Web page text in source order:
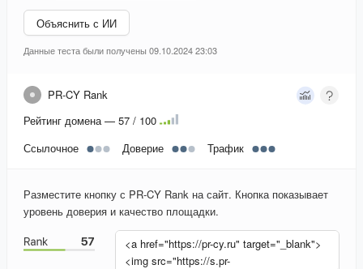
Объяснить с ИИ
Данные теста были получены 09.10.2024 23:03
PR-CY Rank
Рейтинг домена — 57 / 100
Ссылочное
Доверие Трафик
Разместите кнопку с PR-CY Rank на сайт. Кнопка показывает
уровень доверия и качество площадки.